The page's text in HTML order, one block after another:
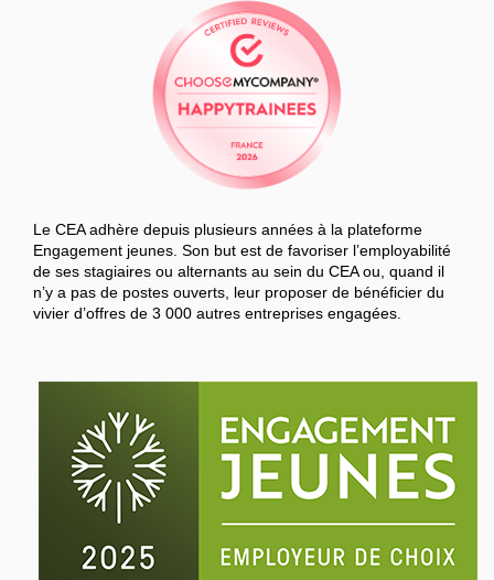
Le CEA adhère depuis plusieurs années à la plateforme
Engagement jeunes. Son but est de favoriser l’employabilité
de ses stagiaires ou alternants au sein du CEA ou, quand il
n’y a pas de postes ouverts, leur proposer de bénéficier du
vivier d’offres de 3 000 autres entreprises engagées.